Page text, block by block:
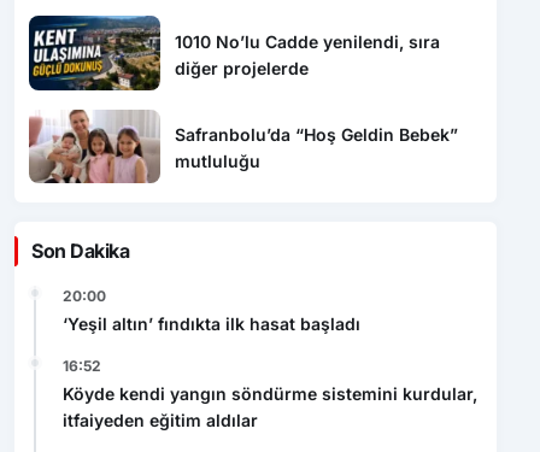
1010 No’lu Cadde yenilendi, sıra
diğer projelerde
Safranbolu’da “Hoş Geldin Bebek”
mutluluğu
Son Dakika
20:00
‘Yeşil altın’ fındıkta ilk hasat başladı
16:52
Köyde kendi yangın söndürme sistemini kurdular,
itfaiyeden eğitim aldılar